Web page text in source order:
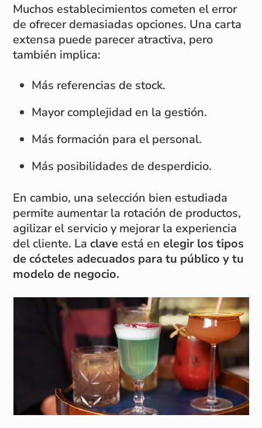
Muchos establecimientos cometen el error
de ofrecer demasiadas opciones. Una carta
extensa puede parecer atractiva, pero
también implica:
Más referencias de stock.
Mayor complejidad en la gestión.
Más formación para el personal.
Más posibilidades de desperdicio.
En cambio, una selección bien estudiada
permite aumentar la rotación de productos,
agilizar el servicio y mejorar la experiencia
del cliente. Laclave está enelegir los tipos
de cócteles adecuados para tu público y tu
modelo de negocio.